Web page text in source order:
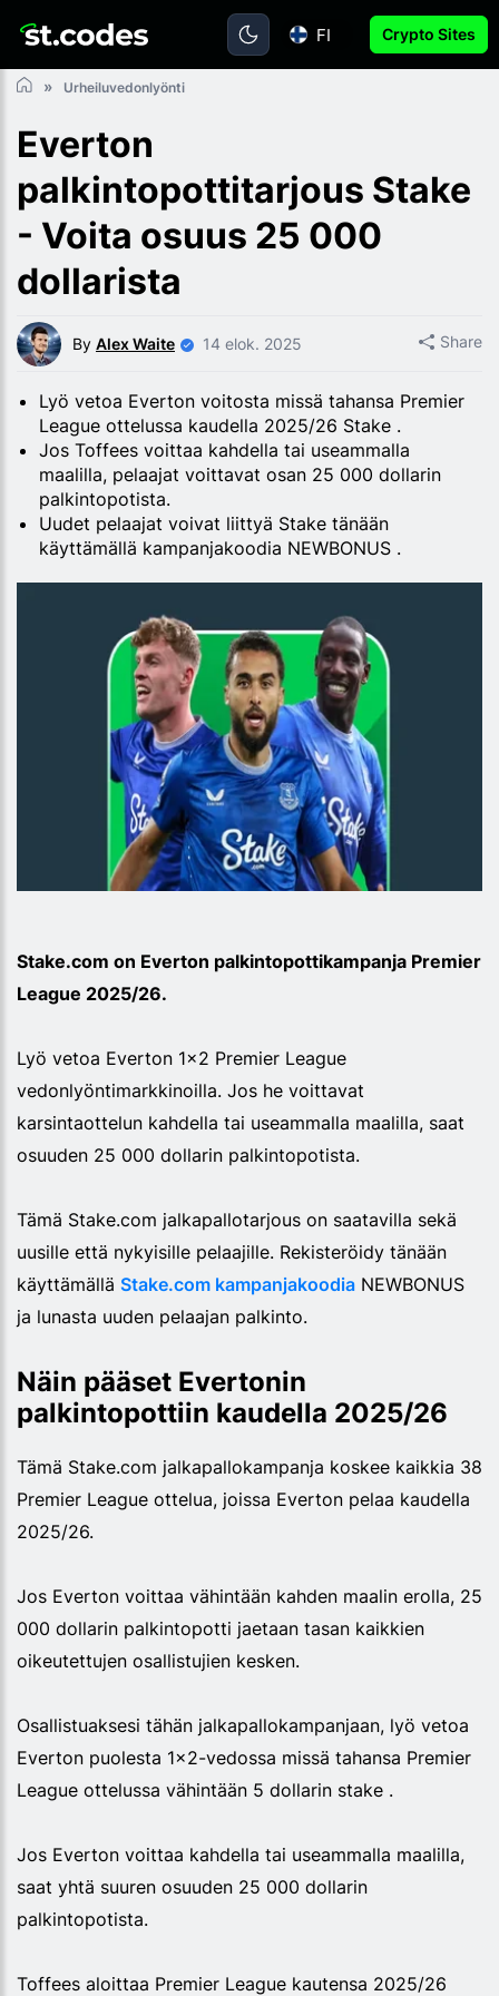
FI Crypto Sites
Urheiluvedonlyönti
Everton
palkintopottitarjous Stake
- Voita osuus 25 000
dollarista
By Alex Waite 14 elok. 2025 Share
Lyö vetoa Everton voitosta missä tahansa Premier
League ottelussa kaudella 2025/26 Stake .
Jos Toffees voittaa kahdella tai useammalla
maalilla, pelaajat voittavat osan 25 000 dollarin
palkintopotista.
Uudet pelaajat voivat liittyä Stake tänään
käyttämällä kampanjakoodia NEWBONUS .
Stake.com on Everton palkintopottikampanja Premier
League 2025/26.
Lyö vetoa Everton 1x2 Premier League
vedonlyöntimarkkinoilla. Jos he voittavat
karsintaottelun kahdella tai useammalla maalilla, saat
osuuden 25 000 dollarin palkintopotista.
Tämä Stake.com jalkapallotarjous on saatavilla sekä
uusille että nykyisille pelaajille. Rekisteröidy tänään
käyttämällä Stake.com kampanjakoodia NEWBONUS
ja lunasta uuden pelaajan palkinto.
Näin pääset Evertonin
palkintopottiin kaudella 2025/26
Tämä Stake.com jalkapallokampanja koskee kaikkia 38
Premier League ottelua, joissa Everton pelaa kaudella
2025/26.
Jos Everton voittaa vähintään kahden maalin erolla, 25
000 dollarin palkintopotti jaetaan tasan kaikkien
oikeutettujen osallistujien kesken.
Osallistuaksesi tähän jalkapallokampanjaan, lyö vetoa
Everton puolesta 1x2-vedossa missä tahansa Premier
League ottelussa vähintään 5 dollarin stake .
Jos Everton voittaa kahdella tai useammalla maalilla,
saat yhtä suuren osuuden 25 000 dollarin
palkintopotista.
Toffees aloittaa Premier League kautensa 2025/26